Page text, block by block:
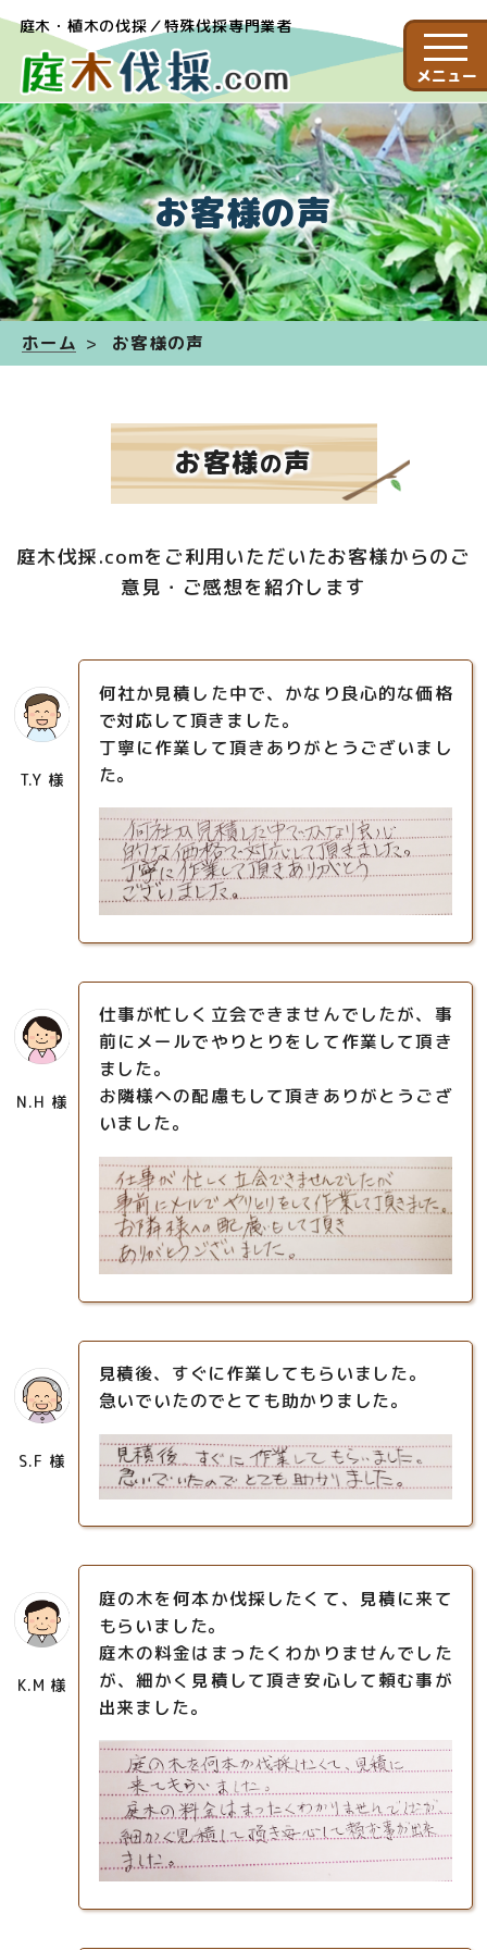
庭木・植木の伐採／特殊伐採専門業者
お客様の声
ホーム お客様の声
メニュー
お客様の声
庭木伐採.comをご利用いただいたお客様からのご
意見・ご感想を紹介します
T.Y 様
何社か見積した中で、かなり良心的な価格
で対応して頂きました。
丁寧に作業して頂きありがとうございまし
た。
N.H 様
仕事が忙しく立会できませんでしたが、事
前にメールでやりとりをして作業して頂き
ました。
お隣様への配慮もして頂きありがとうござ
いました。
S.F 様
見積後、すぐに作業してもらいました。
急いでいたのでとても助かりました。
K.M 様
庭の木を何本か伐採したくて、見積に来て
もらいました。
庭木の料金はまったくわかりませんでした
が、細かく見積して頂き安心して頼む事が
出来ました。